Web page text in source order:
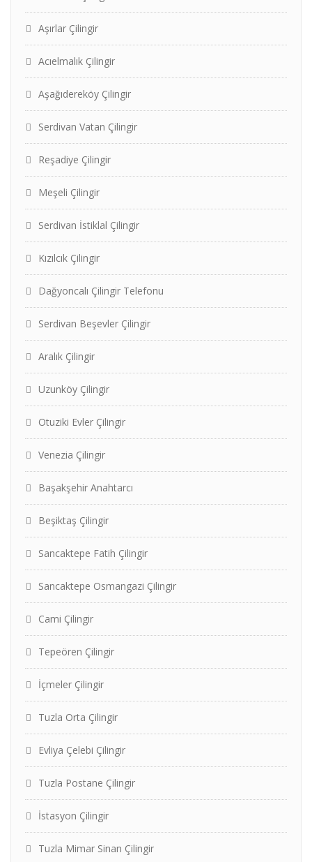
Aşırlar Çilingir
Acıelmalık Çilingir
Aşağıdereköy Çilingir
Serdivan Vatan Çilingir
Reşadiye Çilingir
Meşeli Çilingir
Serdivan İstiklal Çilingir
Kızılcık Çilingir
Dağyoncalı Çilingir Telefonu
Serdivan Beşevler Çilingir
Aralık Çilingir
Uzunköy Çilingir
Otuziki Evler Çilingir
Venezia Çilingir
Başakşehir Anahtarcı
Beşiktaş Çilingir
Sancaktepe Fatih Çilingir
Sancaktepe Osmangazi Çilingir
Cami Çilingir
Tepeören Çilingir
İçmeler Çilingir
Tuzla Orta Çilingir
Evliya Çelebi Çilingir
Tuzla Postane Çilingir
İstasyon Çilingir
Tuzla Mimar Sinan Çilingir